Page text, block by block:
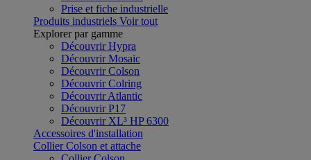
Prise et fiche industrielle
Produits industriels Voir tout
Explorer par gamme
Découvrir Hypra
Découvrir Mosaic
Découvrir Colson
Découvrir Colring
Découvrir Atlantic
Découvrir P17
Découvrir XL³ HP 6300
Accessoires d'installation
Collier Colson et attache